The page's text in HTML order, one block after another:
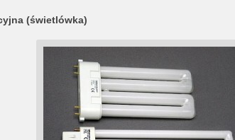
(świetlówka)